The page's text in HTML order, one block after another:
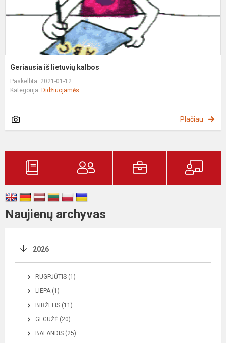
Geriausia iš lietuvių kalbos
Paskelbta: 2021-01-12
Kategorija: Didžiuojamės
Plačiau
Naujienų archyvas
2026
RUGPJŪTIS (1)
LIEPA (1)
BIRŽELIS (11)
GEGUŽĖ (20)
BALANDIS (25)